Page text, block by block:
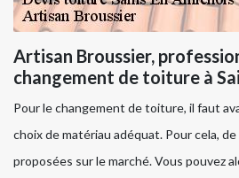
Artisan Broussier,
changement de toiture à
Pour le changement de toiture, il faut
choix de matériau adéquat. Pour cela,
proposées sur le marché. Vous pouvez